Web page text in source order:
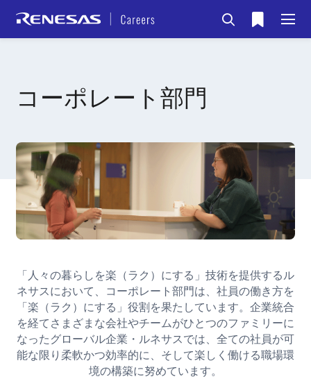
コーポレート部門
「人々の暮らしを楽（ラク）にする」技術を提供するル
ネサスにおいて、コーポレート部門は、社員の働き方を
「楽（ラク）にする」役割を果たしています。企業統合
を経てさまざまな会社やチームがひとつのファミリーに
なったグローバル企業・ルネサスでは、全ての社員が可
能な限り柔軟かつ効率的に、そして楽しく働ける職場環
境の構築に努めています。